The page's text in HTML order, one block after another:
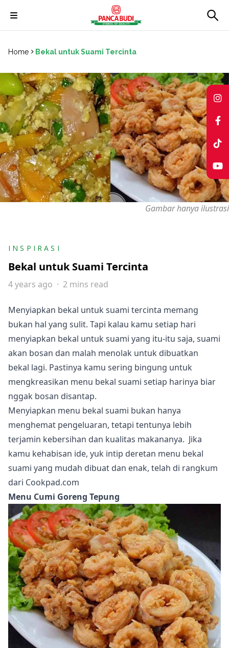
Home Bekal untuk Suami Tercinta
Gambar hanya ilustrasi
INSPIRASI
Bekal untuk Suami Tercinta
4 years ago 2 mins read
Menyiapkan bekal untuk suami tercinta memang
bukan hal yang sulit. Tapi kalau kamu setiap hari
menyiapkan bekal untuk suami yang itu-itu saja, suami
akan bosan dan malah menolak untuk dibuatkan
bekal lagi. Pastinya kamu sering bingung untuk
mengkreasikan menu bekal suami setiap harinya biar
nggak bosan disantap.
Menyiapkan menu bekal suami bukan hanya
menghemat pengeluaran, tetapi tentunya lebih
terjamin kebersihan dan kualitas makananya. Jika
kamu kehabisan ide, yuk intip deretan menu bekal
suami yang mudah dibuat dan enak, telah di rangkum
dari Cookpad.com
Menu Cumi Goreng Tepung